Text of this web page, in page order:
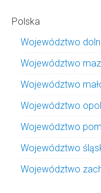
Polska
Województwo
Województwo
Województwo
Województwo
Województwo
Województwo
Województwo